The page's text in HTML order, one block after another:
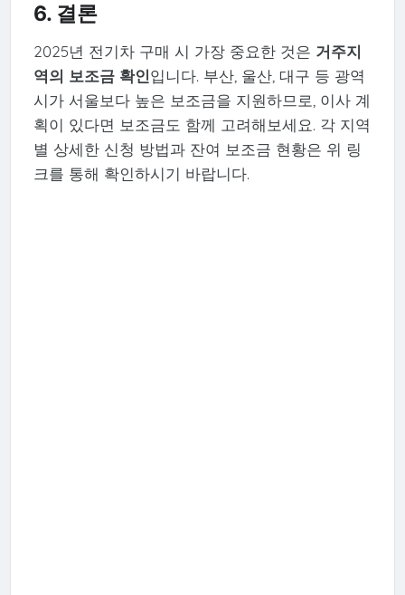
6. 결론
2025년 전기차 구매 시 가장 중요한 것은 거주지
역의 보조금 확인입니다. 부산, 울산, 대구 등 광역
시가 서울보다 높은 보조금을 지원하므로, 이사 계
획이 있다면 보조금도 함께 고려해보세요. 각 지역
별 상세한 신청 방법과 잔여 보조금 현황은 위 링
크를 통해 확인하시기 바랍니다.